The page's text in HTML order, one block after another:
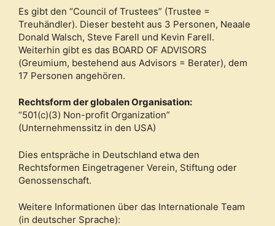
Es gibt den “Council of Trustees” (Trustee =
Treuhändler). Dieser besteht aus 3 Personen, Neaale
Donald Walsch, Steve Farell und Kevin Farell.
Weiterhin gibt es das BOARD OF ADVISORS
(Greumium, bestehend aus Advisors = Berater), dem
17 Personen angehören.
Rechtsform der globalen Organisation:
“501(c)(3) Non-profit Organization”
(Unternehmenssitz in den USA)
Dies entspräche in Deutschland etwa den
Rechtsformen Eingetragener Verein, Stiftung oder
Genossenschaft.
Weitere Informationen über das Internationale Team
(in deutscher Sprache):